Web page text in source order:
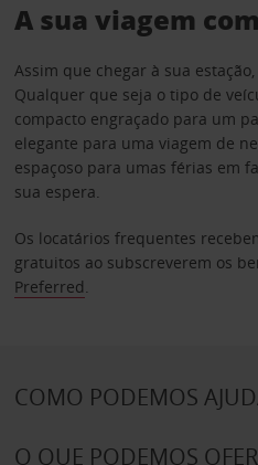
A sua viagem
Assim que chegar à sua
Qualquer que seja o tipo de
compacto engraçado para um
elegante para uma viagem de
espaçoso para umas férias em
sua espera.
Os locatários frequentes
gratuitos ao subscreverem os
Preferred.
COMO PODEMOS
O QUE PODEMOS